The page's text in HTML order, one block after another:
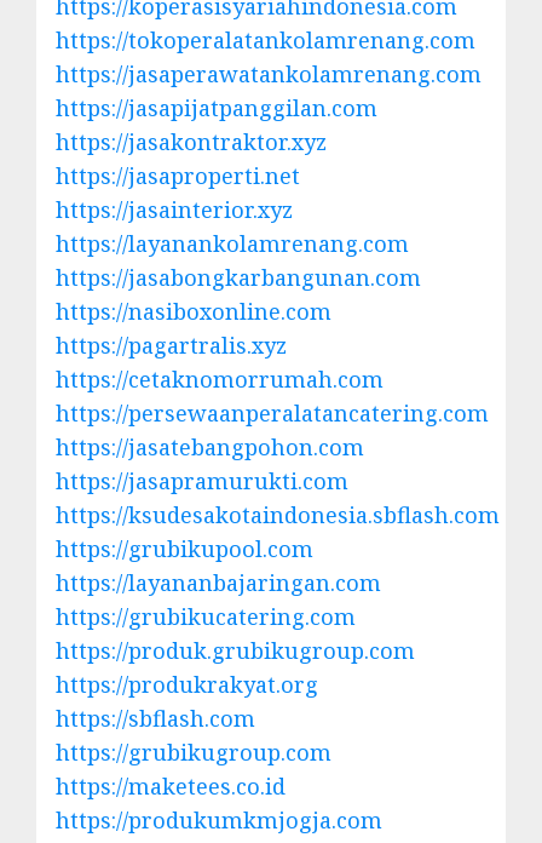
https://koperasisyariahindonesia.com
https://tokoperalatankolamrenang.com
https://jasaperawatankolamrenang.com
https://jasapijatpanggilan.com
https://jasakontraktor.xyz
https://jasaproperti.net
https://jasainterior.xyz
https://layanankolamrenang.com
https://jasabongkarbangunan.com
https://nasiboxonline.com
https://pagartralis.xyz
https://cetaknomorrumah.com
https://persewaanperalatancatering.com
https://jasatebangpohon.com
https://jasapramurukti.com
https://ksudesakotaindonesia.sbflash.com
https://grubikupool.com
https://layananbajaringan.com
https://grubikucatering.com
https://produk.grubikugroup.com
https://produkrakyat.org
https://sbflash.com
https://grubikugroup.com
https://maketees.co.id
https://produkumkmjogja.com